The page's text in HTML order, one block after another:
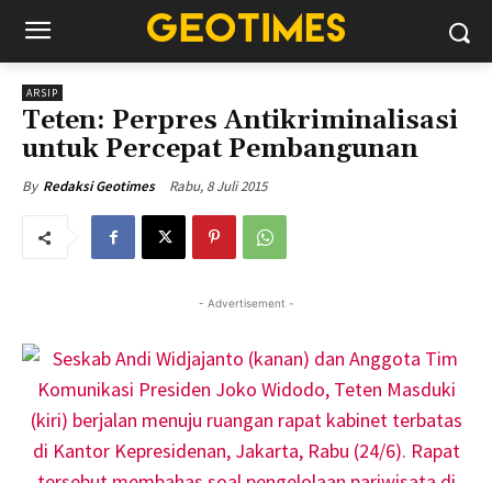
ARSIP
Teten: Perpres Antikriminalisasi
untuk Percepat Pembangunan
By Redaksi Geotimes Rabu, 8 Juli 2015
- Advertisement -